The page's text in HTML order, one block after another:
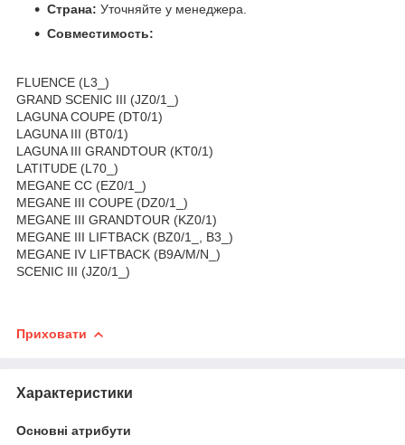
Страна: Уточняйте у менеджера.
Совместимость:
FLUENCE (L3_)
GRAND SCENIC III (JZ0/1_)
LAGUNA COUPE (DT0/1)
LAGUNA III (BT0/1)
LAGUNA III GRANDTOUR (KT0/1)
LATITUDE (L70_)
MEGANE CC (EZ0/1_)
MEGANE III COUPE (DZ0/1_)
MEGANE III GRANDTOUR (KZ0/1)
MEGANE III LIFTBACK (BZ0/1_, B3_)
MEGANE IV LIFTBACK (B9A/M/N_)
SCENIC III (JZ0/1_)
Приховати
Характеристики
Основні атрибути